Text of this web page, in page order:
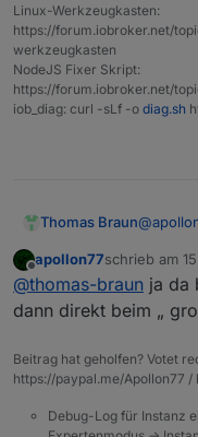
Linux-Werkzeugkasten:
https://forum.iobroker.net/
werkzeugkasten
NodeJS Fixer Skript:
https://forum.iobroker.net/
iob_diag: curl -sLf -o diag.sh
Thomas Braun@
weil
dich?
Den ble
Offline
apollon77schrieb am
zuletzt
@thomas-braun ja da
dann direkt beim „
Beitrag hat geholfen? Votet
https://paypal.me/Apollon77
Debug-Log für Instanz